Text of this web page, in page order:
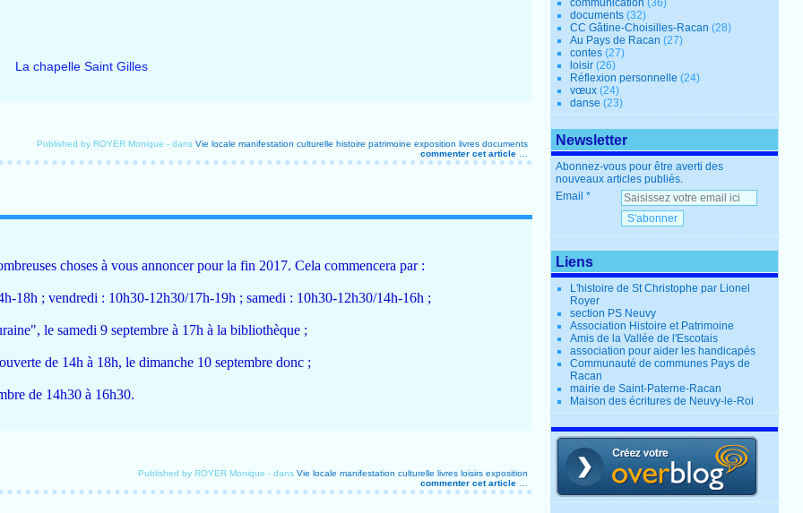
La chapelle Saint Gilles
Published by ROYER Monique -dans Vie locale manifestation culturelle histoire patrimoine exposition livres documents
commenter cet article
choses à vous annoncer pour la fin 2017. Cela commencera par :
18h ; vendredi : 10h30-12h30/17h-19h ; samedi : 10h30-12h30/14h-16h ;
le samedi 9 septembre à 17h à la bibliothèque ;
de 14h à 18h, le dimanche 10 septembre donc ;
de 14h30 à 16h30.
Published by ROYER Monique -dans Vie locale manifestation culturelle livres loisirs exposition
commenter cet article
communication (36)
documents (32)
CC Gâtine-Choisilles-Racan (28)
Au Pays de Racan (27)
contes (27)
loisir (26)
Réflexion personnelle (24)
vœux (24)
danse (23)
Newsletter
Abonnez-vous pour être averti des
nouveaux articles publiés.
Email
Liens
L'histoire de St Christophe par Lionel
Royer
section PS Neuvy
Association Histoire et Patrimoine
Amis de la Vallée de l'Escotais
association pour aider les handicapés
Communauté de communes Pays de
Racan
mairie de Saint-Paterne-Racan
Maison des écritures de Neuvy-le-Roi